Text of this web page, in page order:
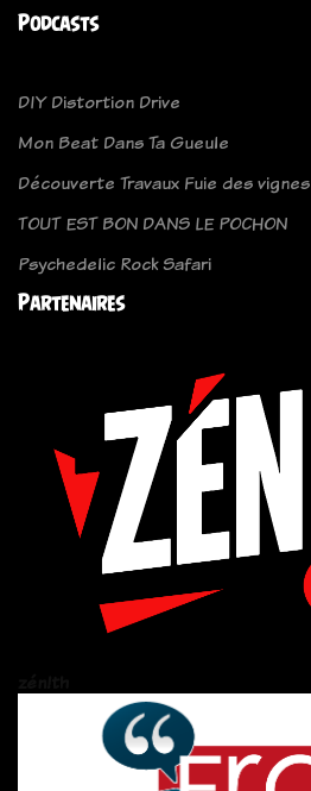
Podcasts
DIY Distortion Drive
Mon Beat Dans Ta Gueule
Découverte Travaux Fuie des vignes
TOUT EST BON DANS LE POCHON
Psychedelic Rock Safari
Partenaires